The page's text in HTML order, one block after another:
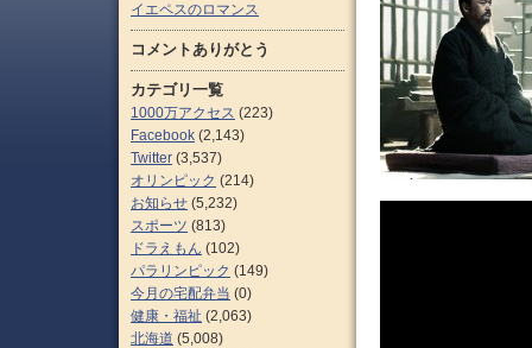
イエペスのロマンス
コメントありがとう
カテゴリ一覧
1000万アクセス (223)
Facebook (2,143)
Twitter (3,537)
オリンピック (214)
お知らせ (5,232)
スポーツ (813)
ドラえもん (102)
パラリンピック (149)
今月の宅配弁当 (0)
健康・福祉 (2,063)
北海道 (5,008)